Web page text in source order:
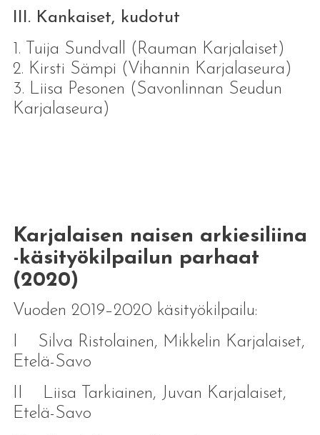
III. Kankaiset, kudotut
1. Tuija Sundvall (Rauman Karjalaiset)
2. Kirsti Sämpi (Vihannin Karjalaseura)
3. Liisa Pesonen (Savonlinnan Seudun
Karjalaseura)
Karjalaisen naisen arkiesiliina
-käsityökilpailun parhaat
(2020)
Vuoden 2019–2020 käsityökilpailu:
I Silva Ristolainen, Mikkelin Karjalaiset,
Etelä-Savo
II Liisa Tarkiainen, Juvan Karjalaiset,
Etelä-Savo